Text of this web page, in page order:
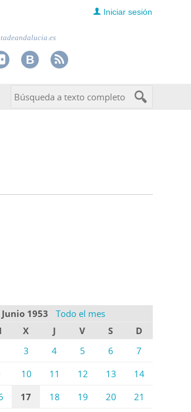
Iniciar sesión
Junio 1953
Todo el mes
X J V S
D
3 4 5 6
7
10 11 12 13
14
17 18 19 20
21